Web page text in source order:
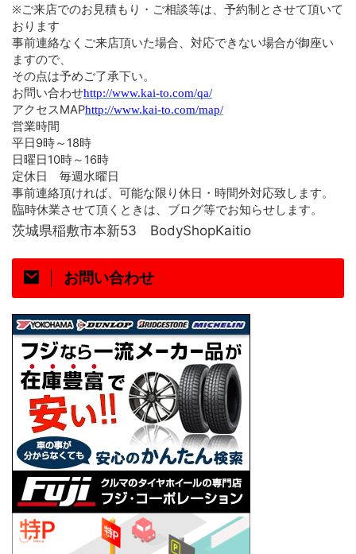
※ご来店でのお見積もり・ご相談等は、予約制とさせて頂いて
おります
事前連絡なくご来店頂いた場合、対応できない場合が御座い
ますので、
その点は予めご了承下い。
お問い合わせhttp://www.kai-to.com/qa/
アクセスMAPhttp://www.kai-to.com/map/
営業時間
平日9時～ 18時
日曜日10時～ 16時
定休日 毎週水曜日
事前連絡頂ければ、可能な限り休日・時間外対応致します。
臨時休業させて頂くときは、ブログ等でお知らせします。
茨城県稲敷市本新53 BodyShopKaitio
お問い合わせ